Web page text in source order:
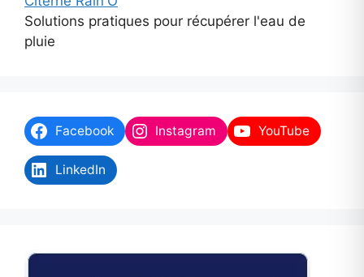
Solutions pratiques pour récupérer l'eau de
pluie
Facebook Instagram YouTube
LinkedIn